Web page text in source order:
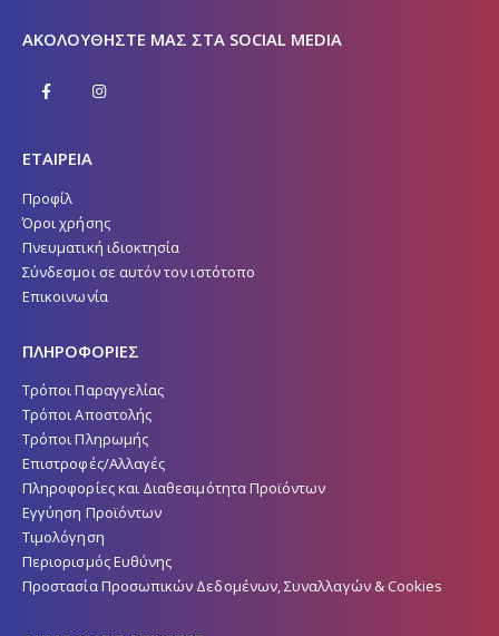
ΑΚΟΛΟΥΘΉΣΤΕ ΜΑΣ ΣΤΑ SOCIAL MEDIA
ΕΤΑΙΡΕΙΑ
Προφίλ
Όροι χρήσης
Πνευματική ιδιοκτησία
Σύνδεσμοι σε αυτόν τον ιστότοπο
Επικοινωνία
ΠΛΗΡΟΦΟΡΙΕΣ
Τρόποι Παραγγελίας
Τρόποι Αποστολής
Τρόποι Πληρωμής
Επιστροφές/Αλλαγές
Πληροφορίες και Διαθεσιμότητα Προϊόντων
Εγγύηση Προϊόντων
Τιμολόγηση
Περιορισμός Ευθύνης
Προστασία Προσωπικών Δεδομένων, Συναλλαγών & Cookies